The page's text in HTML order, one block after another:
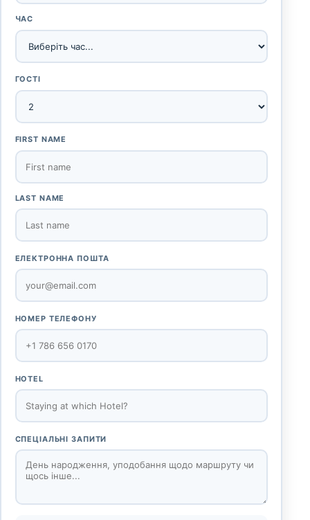
ЧАС
ГОСТІ
FIRST NAME
LAST NAME
ЕЛЕКТРОННА ПОШТА
НОМЕР ТЕЛЕФОНУ
HOTEL
СПЕЦІАЛЬНІ ЗАПИТИ